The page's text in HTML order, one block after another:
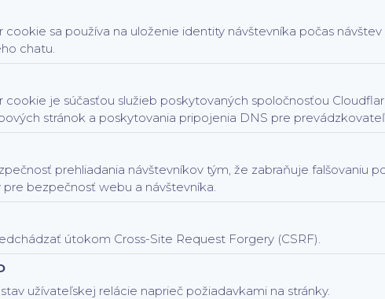
cookie sa používa na uloženie identity návštevníka počas
chatu.
cookie je súčasťou služieb poskytovaných spoločnosťou
stránok a poskytovania pripojenia DNS pre
prehliadania návštevníkov tým, že zabraňuje falšovaniu
pre bezpečnosť webu a návštevníka.
útokom Cross-Site Request Forgery (CSRF).
užívateľskej relácie naprieč požiadavkami na stránky.